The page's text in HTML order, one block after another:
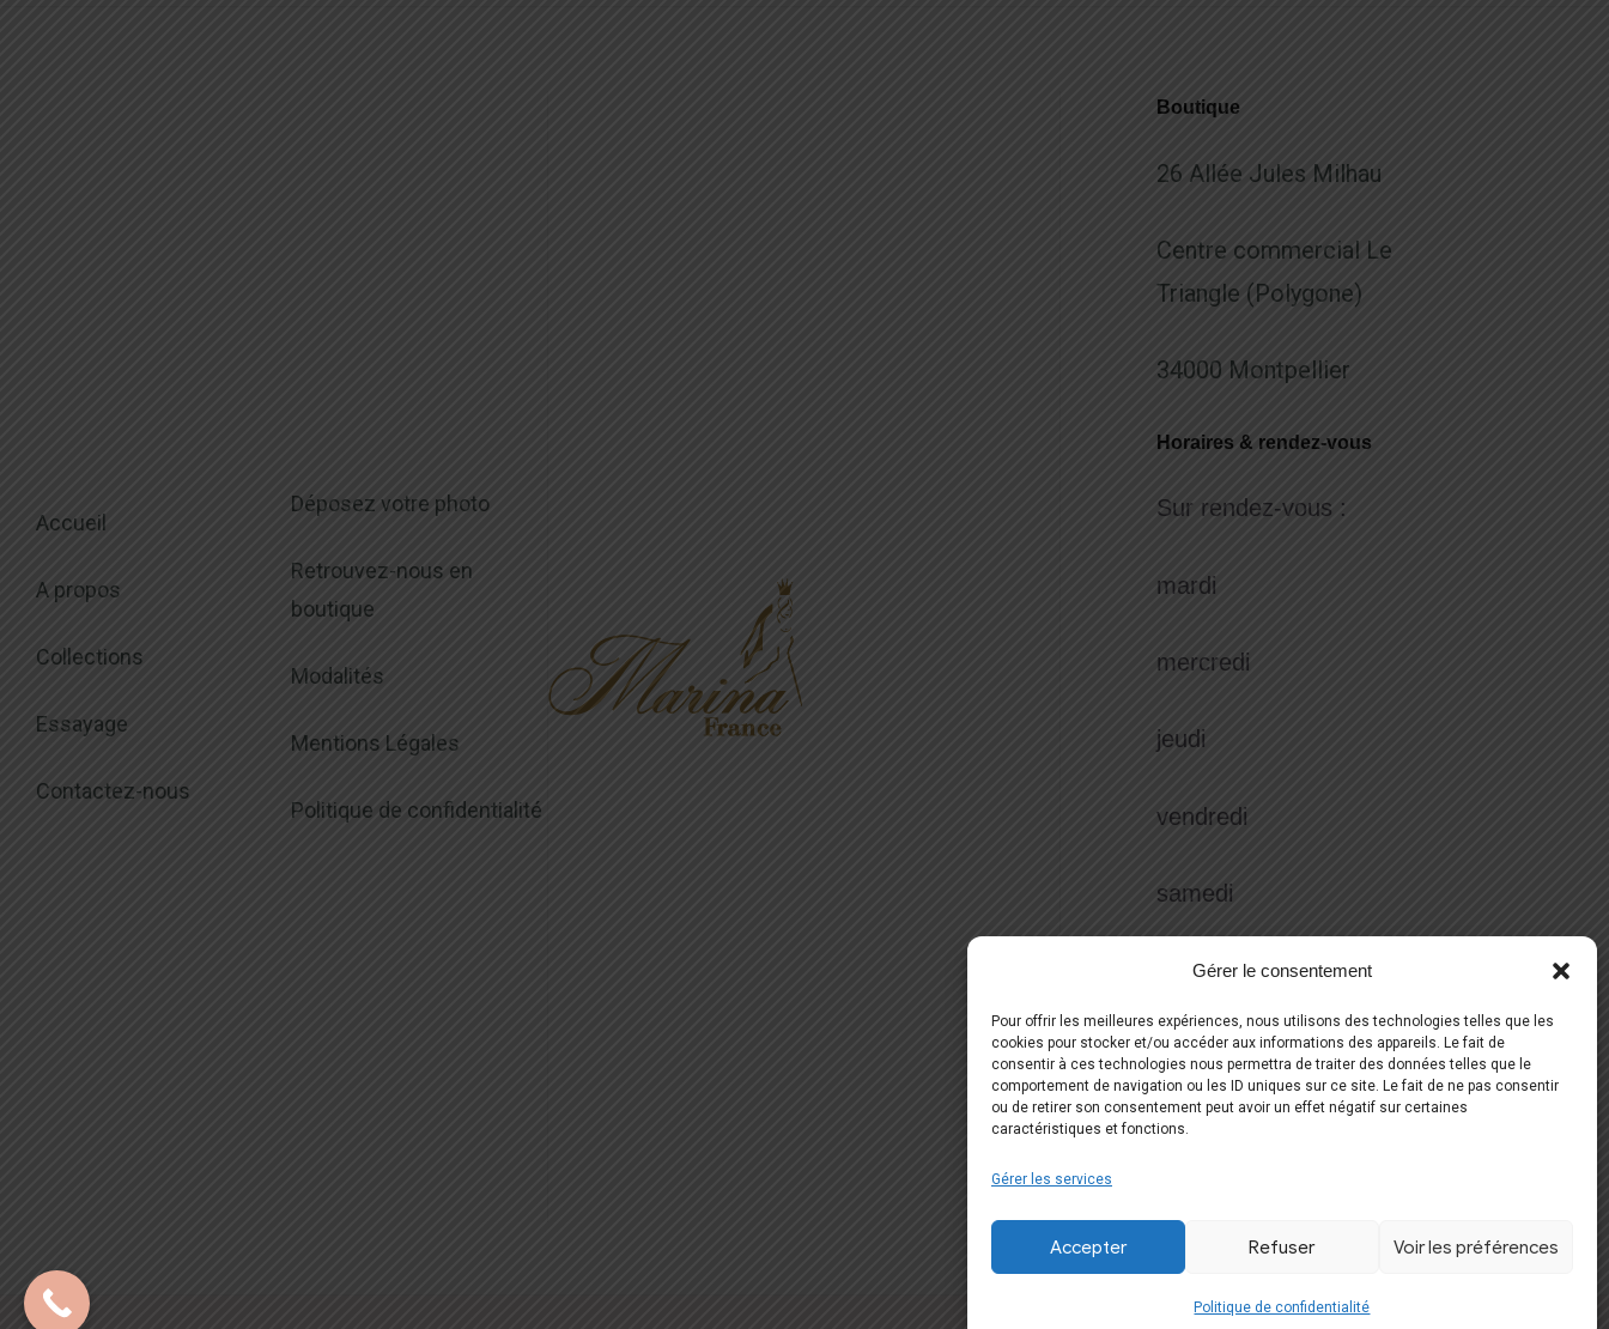
Gérer le consentement
Pour offrir les meilleures expériences, nous utilisons des technologies telles que les
cookies pour stocker et/ou accéder aux informations des appareils. Le fait de
consentir à ces technologies nous permettra de traiter des données telles que le
comportement de navigation ou les ID uniques sur ce site. Le fait de ne pas consentir
ou de retirer son consentement peut avoir un effet négatif sur certaines
caractéristiques et fonctions.
Gérer les services
Accepter Refuser Voir les préférences
Politique de confidentialité
Accueil
A propos
Collections
Essayage
Contactez-nous
Déposez votre photo
Retrouvez-nous en
boutique
Modalités
Mentions Légales
Politique de confidentialité
Boutique
26 Allée Jules Milhau
Centre commercial Le
Triangle (Polygone)
34000 Montpellier
Horaires & rendez-vous
Sur rendez-vous :
mardi
mercredi
jeudi
vendredi
samedi
Réserver votre essayage
06 51 59 56 70
Suivez-nous